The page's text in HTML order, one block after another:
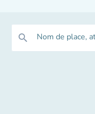
search Nom de place,